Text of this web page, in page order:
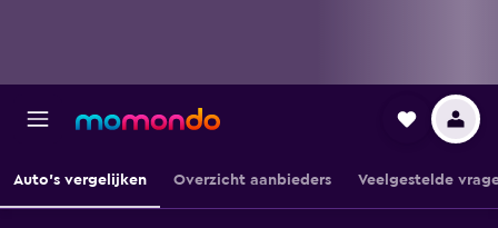
Auto's vergelijken Overzicht aanbieders Veelgestelde